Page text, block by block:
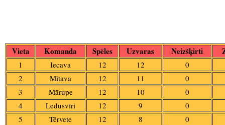
Vieta Komanda Spēles Uzvaras Neizšķirti
1 Iecava 12 12
0
2
Mītava 12 11
0
3
Mārupe 12 10
0
4
Ledusvīri 12 9
0
5
Tērvete 12 8
0